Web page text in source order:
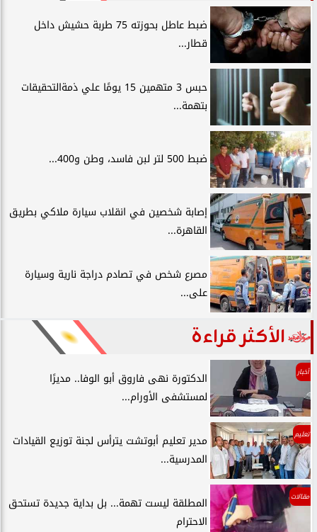
ضبط عاطل بحوزته 75 طربة حشيش داخل
قطار...
حبس 3 متهمين 15 يومًا علي ذمةالتحقيقات
بتهمة...
ضبط 500 لتر لبن فاسد، وطن و400...
إصابة شخصين في انقلاب سيارة ملاكي بطريق
القاهرة...
مصرع شخص في تصادم دراجة نارية وسيارة
على...
الأكثر قراءة
أخبار
الدكتورة نهى فاروق أبو الوفا.. مديرًا
لمستشفى الأورام...
تعليم
مدير تعليم أبوتشت يترأس لجنة توزيع القيادات
المدرسية...
مقالات
المطلقة ليست تهمة... بل بداية جديدة تستحق
الاحترام